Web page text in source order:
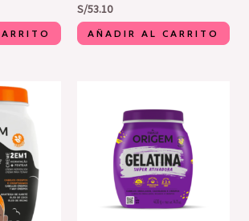
S/53.10
AÑADIR AL CARRITO